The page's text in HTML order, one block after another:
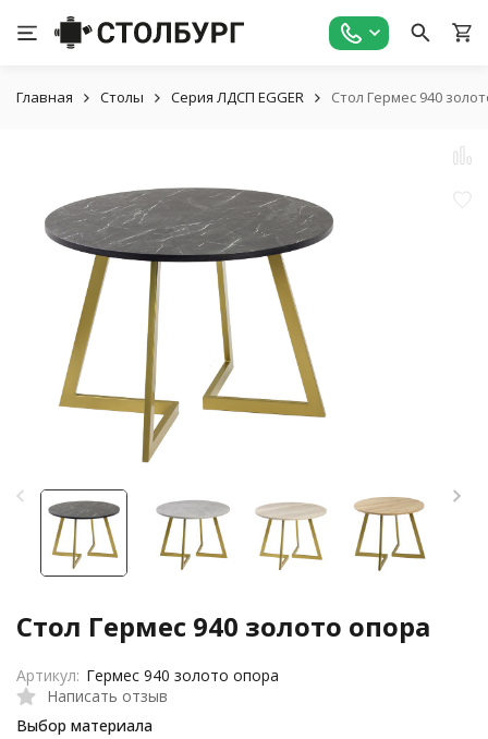
Главная Столы Серия ЛДСП EGGER Стол Гермес 940
Стол Гермес 940 золото опора
Написать отзыв
Выбор материала
Артикул: Гермес 940 золото опора